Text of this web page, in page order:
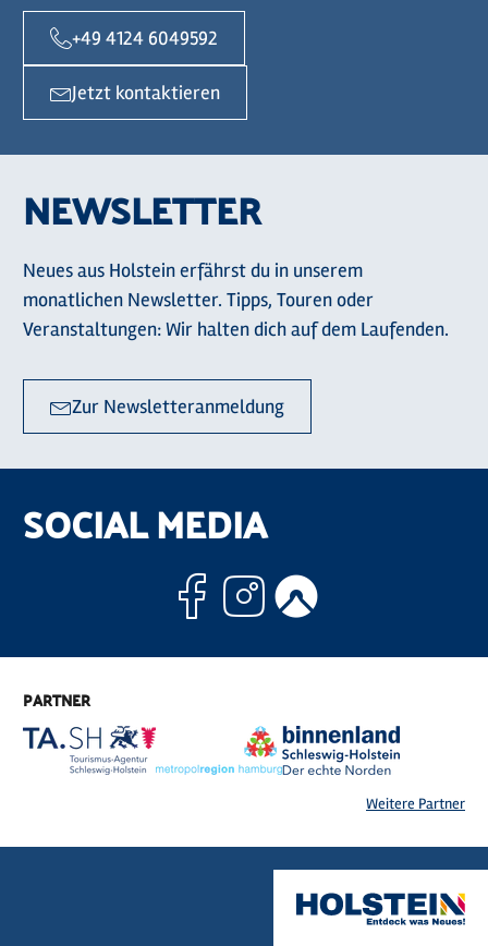
+49 4124 6049592
Jetzt kontaktieren
NEWSLETTER
Neues aus Holstein erfährst du in unserem
monatlichen Newsletter. Tipps, Touren oder
Veranstaltungen: Wir halten dich auf dem Laufenden.
Zur Newsletteranmeldung
SOCIAL MEDIA
Facebook
Instagram
PARTNER
Weitere Partner